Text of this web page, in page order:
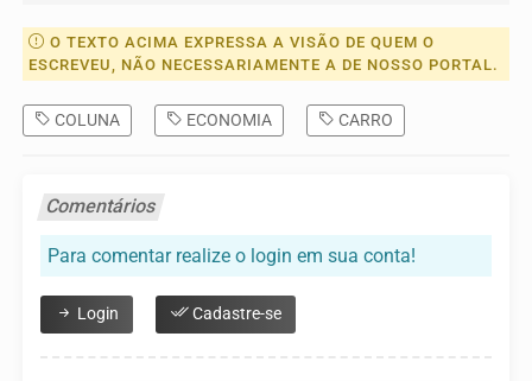
O TEXTO ACIMA EXPRESSA A VISÃO DE QUEM O
ESCREVEU, NÃO NECESSARIAMENTE A DE NOSSO PORTAL.
COLUNA ECONOMIA CARRO
Comentários
Para comentar realize o login em sua conta!
Login Cadastre-se